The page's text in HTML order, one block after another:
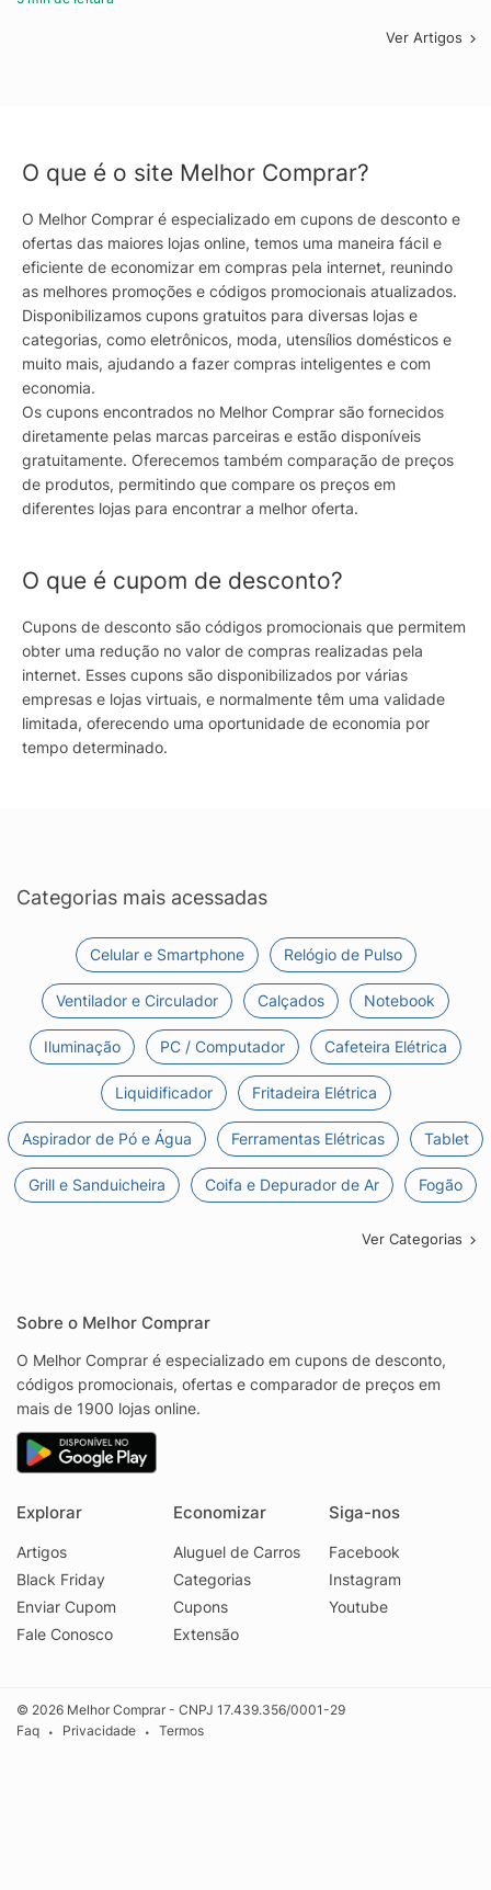
Ver Artigos
O que é o site Melhor Comprar?
O Melhor Comprar é especializado em cupons de desconto e
ofertas das maiores lojas online, temos uma maneira fácil e
eficiente de economizar em compras pela internet, reunindo
as melhores promoções e códigos promocionais atualizados.
Disponibilizamos cupons gratuitos para diversas lojas e
categorias, como eletrônicos, moda, utensílios domésticos e
muito mais, ajudando a fazer compras inteligentes e com
economia.
Os cupons encontrados no Melhor Comprar são fornecidos
diretamente pelas marcas parceiras e estão disponíveis
gratuitamente. Oferecemos também comparação de preços
de produtos, permitindo que compare os preços em
diferentes lojas para encontrar a melhor oferta.
O que é cupom de desconto?
Cupons de desconto são códigos promocionais que permitem
obter uma redução no valor de compras realizadas pela
internet. Esses cupons são disponibilizados por várias
empresas e lojas virtuais, e normalmente têm uma validade
limitada, oferecendo uma oportunidade de economia por
tempo determinado.
Categorias mais acessadas
Celular e Smartphone Relógio de Pulso
Ventilador e Circulador Calçados Notebook
Iluminação PC / Computador Cafeteira Elétrica
Liquidificador Fritadeira Elétrica
Aspirador de Pó e Água Ferramentas Elétricas Tablet
Grill e Sanduicheira Coifa e Depurador de Ar Fogão
Ver Categorias
Sobre o Melhor Comprar
O Melhor Comprar é especializado em cupons de desconto,
códigos promocionais, ofertas e comparador de preços em
mais de 1900 lojas online.
Explorar
Artigos
Black Friday
Enviar Cupom
Fale Conosco
Economizar
Aluguel de Carros
Categorias
Cupons
Extensão
Siga-nos
Facebook
Instagram
Youtube
© 2026 Melhor Comprar - CNPJ 17.439.356/0001-29
Faq
• Privacidade • Termos